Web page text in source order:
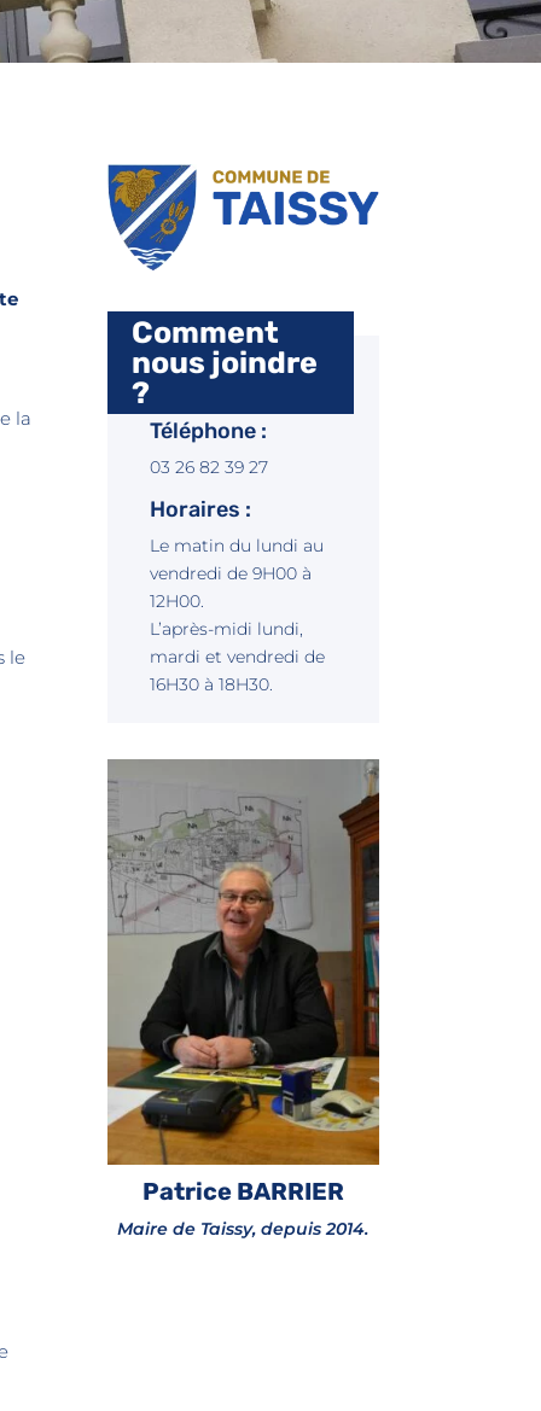
la
le
Comment
nous joindre
?
Téléphone :
03 26 82 39 27
Horaires :
Le matin du lundi au
vendredi de 9H00 à
12H00.
L’après-midi lundi,
mardi et vendredi de
16H30 à 18H30.
Patrice BARRIER
Maire de Taissy, depuis 2014.